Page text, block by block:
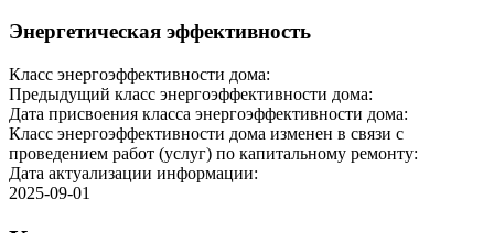
Энергетическая эффективность
Класс энергоэффективности дома:
Предыдущий класс энергоэффективности дома:
Дата присвоения класса энергоэффективности дома:
Класс энергоэффективности дома изменен в связи с
проведением работ (услуг) по капитальному ремонту:
Дата актуализации информации:
2025-09-01